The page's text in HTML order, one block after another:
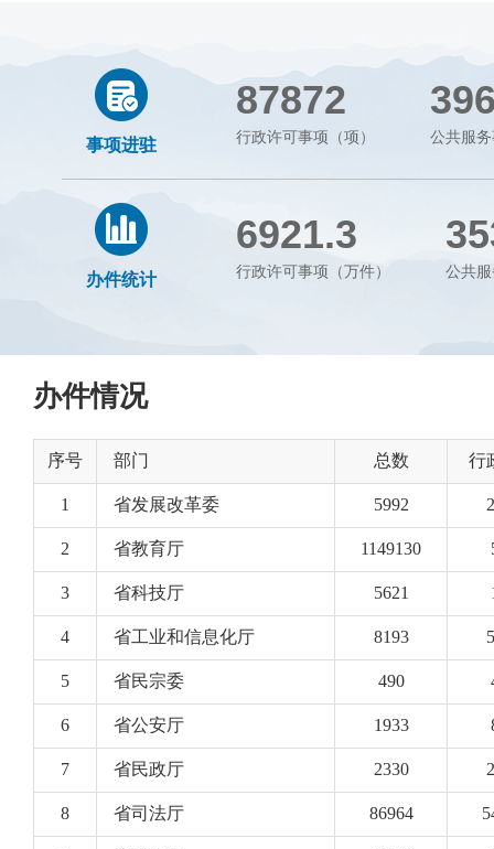
事项进驻
87872
行政许可事项（项） 公共服
办件统计
6921.3
行政许可事项（万件） 公共
办件情况